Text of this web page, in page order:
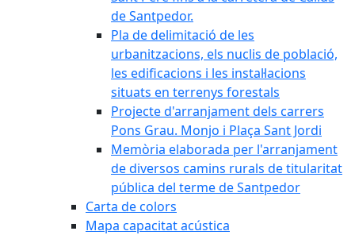
de Santpedor.
Pla de delimitació de les
urbanitzacions, els nuclis de població,
les edificacions i les instal·lacions
situats en terrenys forestals
Projecte d'arranjament dels carrers
Pons Grau. Monjo i Plaça Sant Jordi
Memòria elaborada per l'arranjament
de diversos camins rurals de titularitat
pública del terme de Santpedor
Carta de colors
Mapa capacitat acústica